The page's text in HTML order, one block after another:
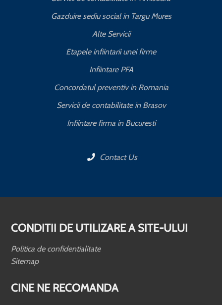
Gazduire sediu social in Targu Mures
Alte Servicii
Etapele infiintarii unei firme
Infiintare PFA
Concordatul preventiv in Romania
Servicii de contabilitate in Brasov
Infiintare firma in Bucuresti
Contact Us
CONDITII DE UTILIZARE A SITE-ULUI
Politica de confidentialitate
Sitemap
CINE NE RECOMANDA